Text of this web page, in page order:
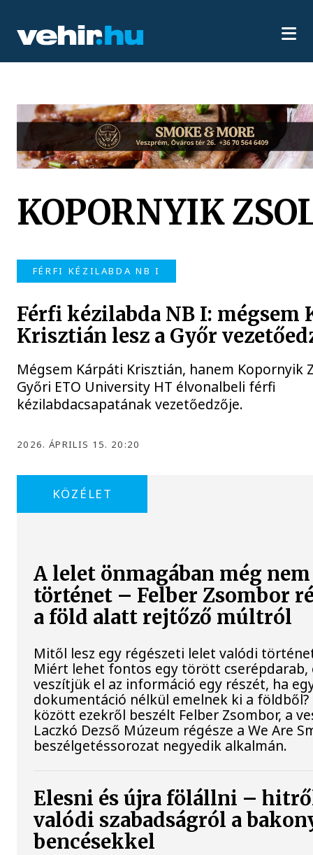
KOPORNYIK
FÉRFI KÉZILABDA NB I
Férfi kézilabda NB I: mégsem
Krisztián lesz a Győr
Mégsem Kárpáti Krisztián, hanem Kopornyik
Győri ETO University HT élvonalbeli férfi
kézilabdacsapatának vezetőedzője.
2026. ÁPRILIS 15. 20:20
KÖZÉLET
A lelet önmagában még nem
történet – Felber Zsombor
a föld alatt rejtőző múltról
Mitől lesz egy régészeti lelet valódi
Miért lehet fontos egy törött cserépdarab,
veszítjük el az információ egy részét, ha
dokumentáció nélkül emelnek ki a földből?
között ezekről beszélt Felber Zsombor, a
Laczkó Dezső Múzeum régésze a We Are
beszélgetéssorozat negyedik alkalmán.
Elesni és újra fölállni –
valódi szabadságról a
bencésekkel